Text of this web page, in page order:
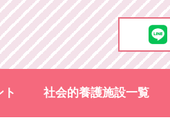
ト 社会的養護施設一覧